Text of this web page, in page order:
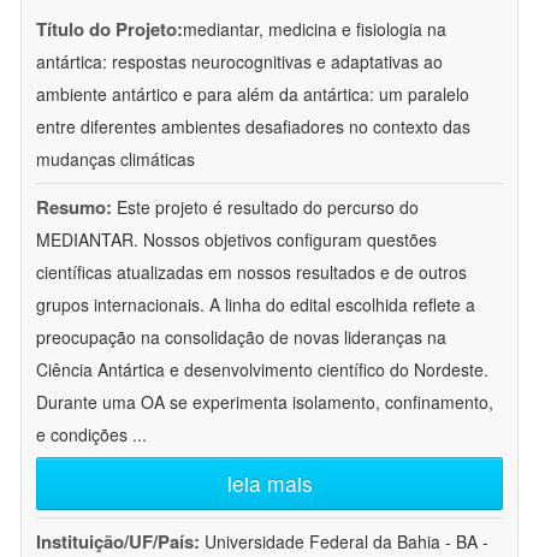
Título do Projeto:mediantar, medicina e fisiologia na
antártica: respostas neurocognitivas e adaptativas ao
ambiente antártico e para além da antártica: um paralelo
entre diferentes ambientes desafiadores no contexto das
mudanças climáticas
Resumo: Este projeto é resultado do percurso do
MEDIANTAR. Nossos objetivos configuram questões
científicas atualizadas em nossos resultados e de outros
grupos internacionais. A linha do edital escolhida reflete a
preocupação na consolidação de novas lideranças na
Ciência Antártica e desenvolvimento científico do Nordeste.
Durante uma OA se experimenta isolamento, confinamento,
e condições ...
leia mais
Instituição/UF/País: Universidade Federal da Bahia - BA -